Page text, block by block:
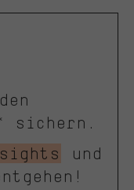
sichern.
und